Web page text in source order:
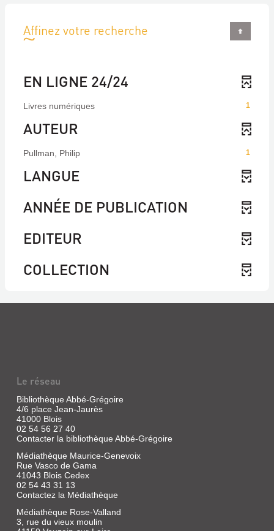
Affinez votre recherche
EN LIGNE 24/24
1
Livres numériques
AUTEUR
1
Pullman, Philip
LANGUE
ANNÉE DE PUBLICATION
EDITEUR
COLLECTION
Le réseau
Bibliothèque Abbé-Grégoire
4/6 place Jean-Jaurès
41000 Blois
02 54 56 27 40
Contacter la bibliothèque Abbé-Grégoire
Médiathèque Maurice-Genevoix
Rue Vasco de Gama
41043 Blois Cedex
02 54 43 31 13
Contactez la Médiathèque
Médiathèque Rose-Valland
3, rue du vieux moulin